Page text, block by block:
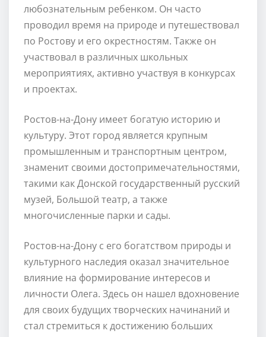
любознательным ребенком. Он часто
проводил время на природе и путешествовал
по Ростову и его окрестностям. Также он
участвовал в различных школьных
мероприятиях, активно участвуя в конкурсах
и проектах.
Ростов-на-Дону имеет богатую историю и
культуру. Этот город является крупным
промышленным и транспортным центром,
знаменит своими достопримечательностями,
такими как Донской государственный русский
музей, Большой театр, а также
многочисленные парки и сады.
Ростов-на-Дону с его богатством природы и
культурного наследия оказал значительное
влияние на формирование интересов и
личности Олега. Здесь он нашел вдохновение
для своих будущих творческих начинаний и
стал стремиться к достижению больших